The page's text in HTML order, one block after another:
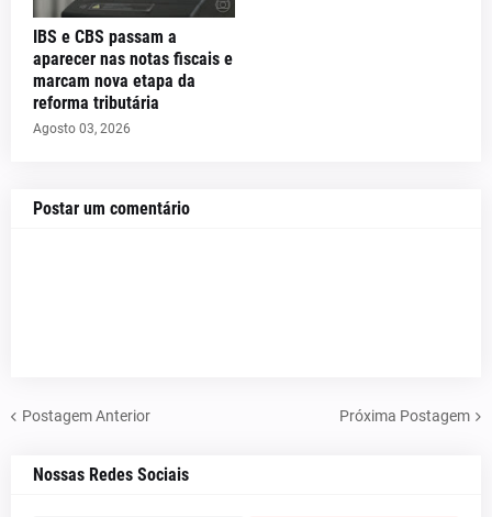
IBS e CBS passam a
aparecer nas notas fiscais e
marcam nova etapa da
reforma tributária
Agosto 03, 2026
Postar um comentário
Postagem Anterior Próxima Postagem
Nossas Redes Sociais